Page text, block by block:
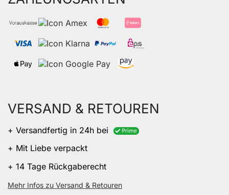
VERSAND & RETOUREN
+ Versandfertig in 24h bei
+ Mit Liebe verpackt
+ 14 Tage Rückgaberecht
Mehr Infos zu Versand & Retouren